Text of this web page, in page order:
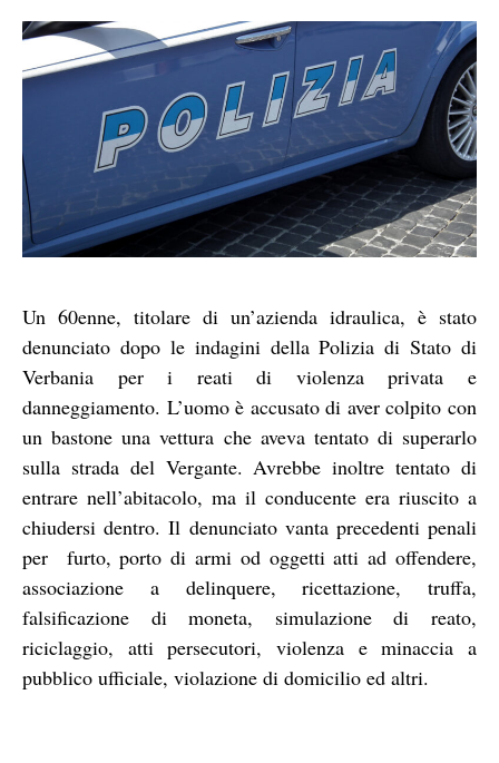
Un 60enne, titolare di un’azienda idraulica, è stato
denunciato dopo le indagini della Polizia di Stato di
Verbania per i reati di violenza privata e
danneggiamento. L’uomo è accusato di aver colpito con
un bastone una vettura che aveva tentato di superarlo
sulla strada del Vergante. Avrebbe inoltre tentato di
entrare nell’abitacolo, ma il conducente era riuscito a
chiudersi dentro. Il denunciato vanta precedenti penali
per furto, porto di armi od oggetti atti ad offendere,
associazione a delinquere, ricettazione, truffa,
falsificazione di moneta, simulazione di reato,
riciclaggio, atti persecutori, violenza e minaccia a
pubblico ufficiale, violazione di domicilio ed altri.